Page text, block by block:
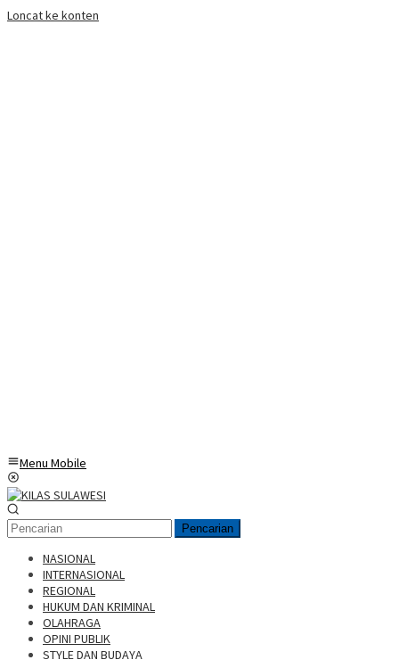
Loncat ke konten
Menu Mobile
Pencarian
NASIONAL
INTERNASIONAL
REGIONAL
HUKUM DAN KRIMINAL
OLAHRAGA
OPINI PUBLIK
STYLE DAN BUDAYA